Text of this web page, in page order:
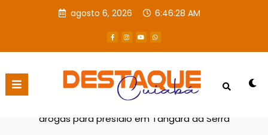
agosto 6, 2026 6:46:29 AM
Página inicial
Destaques
drogas para presídio em Tangará da Serra